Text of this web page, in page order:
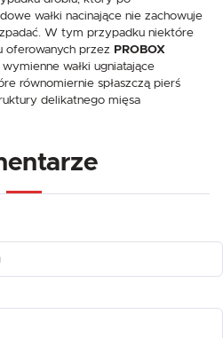
wałki nacinające nie zachowuje
W tym przypadku niektóre
oferowanych przez PROBOX
wałki ugniatające
równomiernie spłaszczą pierś
delikatnego mięsa